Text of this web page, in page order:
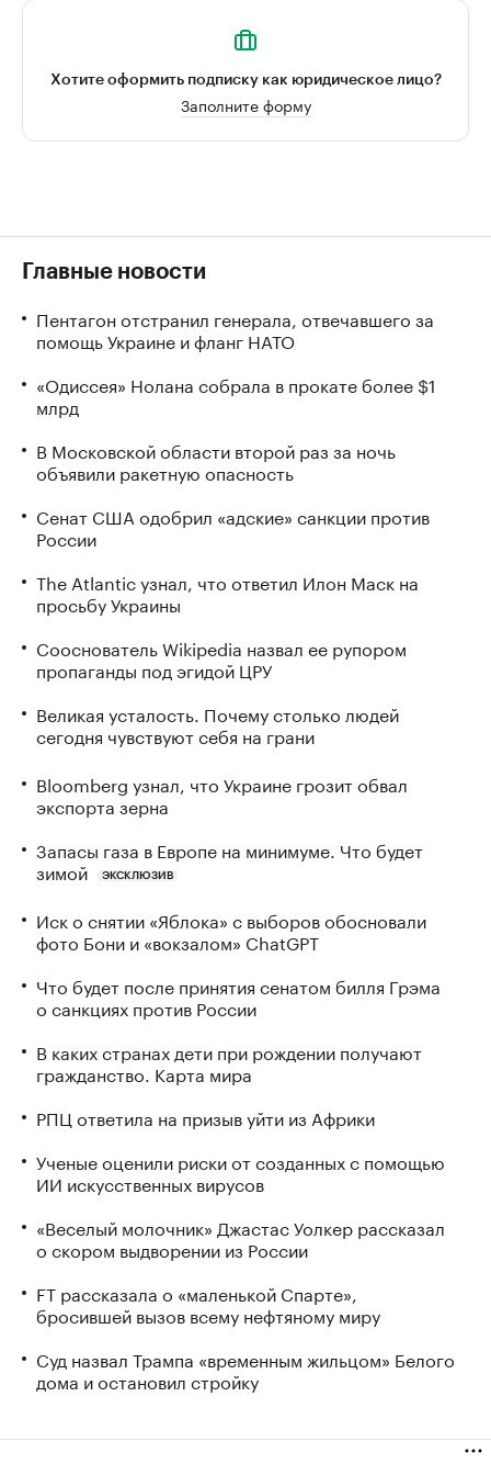
Хотите оформить подписку как юридическое лицо?
Заполните форму
Главные новости
Пентагон отстранил генерала, отвечавшего за
помощь Украине и фланг НАТО
«Одиссея» Нолана собрала в прокате более $1
млрд
В Московской области второй раз за ночь
объявили ракетную опасность
Сенат США одобрил «адские» санкции против
России
The Atlantic узнал, что ответил Илон Маск на
просьбу Украины
Сооснователь Wikipedia назвал ее рупором
пропаганды под эгидой ЦРУ
Великая усталость. Почему столько людей
сегодня чувствуют себя на грани
Bloomberg узнал, что Украине грозит обвал
экспорта зерна
Запасы газа в Европе на минимуме. Что будет
зимой
ЭКСКЛЮЗИВ
Иск о снятии «Яблока» с выборов обосновали
фото Бони и «вокзалом» ChatGPT
Что будет после принятия сенатом билля Грэма
о санкциях против России
В каких странах дети при рождении получают
гражданство. Карта мира
РПЦ ответила на призыв уйти из Африки
Ученые оценили риски от созданных с помощью
ИИ искусственных вирусов
«Веселый молочник» Джастас Уолкер рассказал
о скором выдворении из России
FT рассказала о «маленькой Спарте»,
бросившей вызов всему нефтяному миру
Суд назвал Трампа «временным жильцом» Белого
дома и остановил стройку